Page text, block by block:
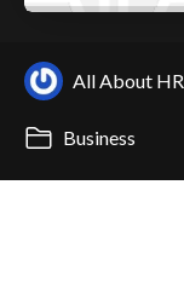
All About HR
Business